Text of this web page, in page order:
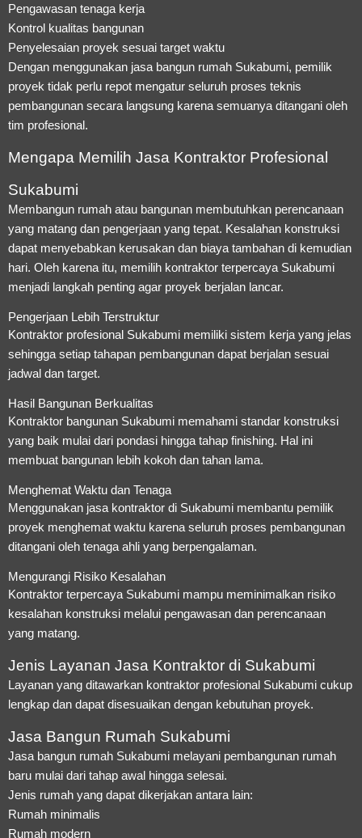
Pengawasan tenaga kerja
Kontrol kualitas bangunan
Penyelesaian proyek sesuai target waktu
Dengan menggunakan jasa bangun rumah Sukabumi, pemilik
proyek tidak perlu repot mengatur seluruh proses teknis
pembangunan secara langsung karena semuanya ditangani oleh
tim profesional.
Mengapa Memilih Jasa Kontraktor Profesional
Sukabumi
Membangun rumah atau bangunan membutuhkan perencanaan
yang matang dan pengerjaan yang tepat. Kesalahan konstruksi
dapat menyebabkan kerusakan dan biaya tambahan di kemudian
hari. Oleh karena itu, memilih kontraktor terpercaya Sukabumi
menjadi langkah penting agar proyek berjalan lancar.
Pengerjaan Lebih Terstruktur
Kontraktor profesional Sukabumi memiliki sistem kerja yang jelas
sehingga setiap tahapan pembangunan dapat berjalan sesuai
jadwal dan target.
Hasil Bangunan Berkualitas
Kontraktor bangunan Sukabumi memahami standar konstruksi
yang baik mulai dari pondasi hingga tahap finishing. Hal ini
membuat bangunan lebih kokoh dan tahan lama.
Menghemat Waktu dan Tenaga
Menggunakan jasa kontraktor di Sukabumi membantu pemilik
proyek menghemat waktu karena seluruh proses pembangunan
ditangani oleh tenaga ahli yang berpengalaman.
Mengurangi Risiko Kesalahan
Kontraktor terpercaya Sukabumi mampu meminimalkan risiko
kesalahan konstruksi melalui pengawasan dan perencanaan
yang matang.
Jenis Layanan Jasa Kontraktor di Sukabumi
Layanan yang ditawarkan kontraktor profesional Sukabumi cukup
lengkap dan dapat disesuaikan dengan kebutuhan proyek.
Jasa Bangun Rumah Sukabumi
Jasa bangun rumah Sukabumi melayani pembangunan rumah
baru mulai dari tahap awal hingga selesai.
Jenis rumah yang dapat dikerjakan antara lain:
Rumah minimalis
Rumah modern